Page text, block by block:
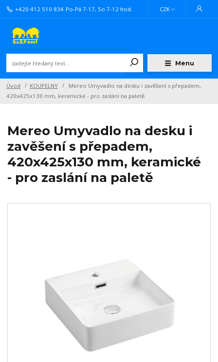
Menu
CZK
+420 412 510 834 Po-Pá 7-17, So 7-12 hod.
Úvod KOUPELNY
Mereo Umyvadlo na desku i zavěšení s přepadem,
420x425x130 mm, keramické - pro zaslání na paletě
Mereo Umyvadlo na desku i
zavěšení s přepadem,
420x425x130 mm, keramické
- pro zaslání na paletě